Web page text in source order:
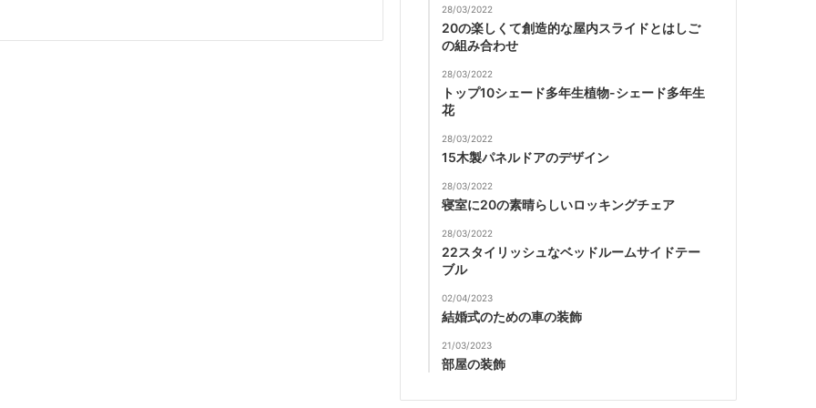
28/03/2022
20の楽しくて創造的な屋内スライドとはしご
の組み合わせ
28/03/2022
トップ10シェード多年生植物-シェード多年生
花
28/03/2022
15木製パネルドアのデザイン
28/03/2022
寝室に20の素晴らしいロッキングチェア
28/03/2022
22スタイリッシュなベッドルームサイドテー
ブル
02/04/2023
結婚式のための車の装飾
21/03/2023
部屋の装飾